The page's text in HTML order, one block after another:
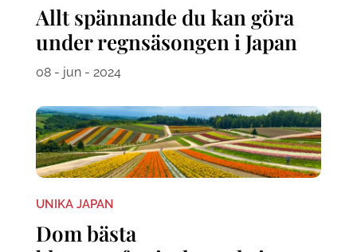
Allt spännande du kan göra
under regnsäsongen i Japan
08 - jun - 2024
UNIKA JAPAN
Dom bästa